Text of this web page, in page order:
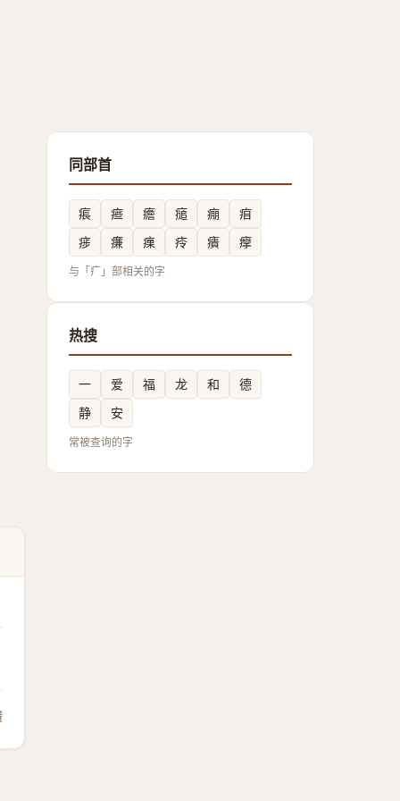
同部首
痮 㾚 癚 㾽 痭
㾇
㾟
㾾 㾧 㾉 㿉 癴
与「疒」部相关的字
热搜
一 爱 福 龙 和
德
静
安
常被查询的字